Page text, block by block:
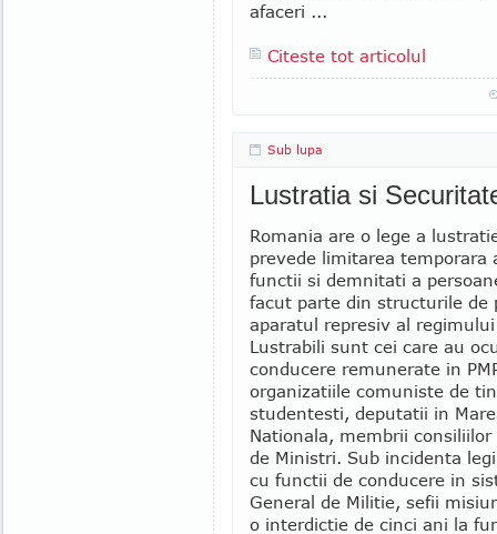
afaceri ...
Citeste tot articolul
Sub lupa
Lustratia si
Romania are o lege a
prevede limitarea temporara
functii si demnitati a
facut parte din structurile de
aparatul represiv al
Lustrabili sunt cei care au
conducere remunerate in
organizatiile comuniste de
studentesti, deputatii in
Nationala, membrii
de Ministri. Sub incidenta
cu functii de conducere in
General de Militie, sefii
o interdictie de cinci ani la